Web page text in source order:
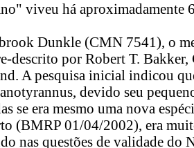
viveu há aproximadamente
Dunkle (CMN 7541), o
descrito por Robert T.
A pesquisa inicial indicou
devido seu
se era mesmo uma nova
(BMRP 01/04/2002), era
nas questões de validade